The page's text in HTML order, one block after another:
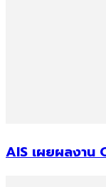
AIS เผยผลงาน